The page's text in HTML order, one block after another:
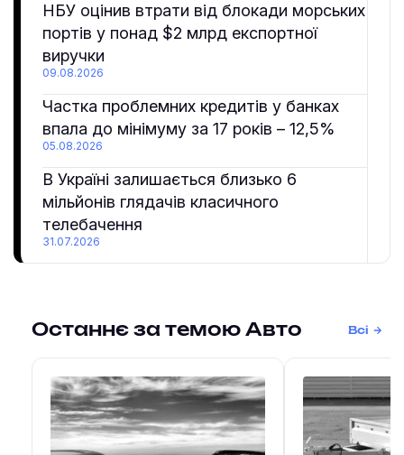
НБУ оцінив втрати від блокади морських
портів у понад $2 млрд експортної
виручки
09.08.2026
Частка проблемних кредитів у банках
впала до мінімуму за 17 років – 12,5%
05.08.2026
В Україні залишається близько 6
мільйонів глядачів класичного
телебачення
31.07.2026
Останнє за темою Авто Всі